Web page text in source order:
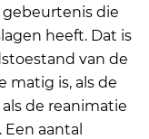
die
heeft. Dat is
van de
matig is, als de
de reanimatie
aantal